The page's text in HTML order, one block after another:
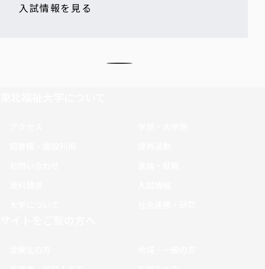
入試情報を見る